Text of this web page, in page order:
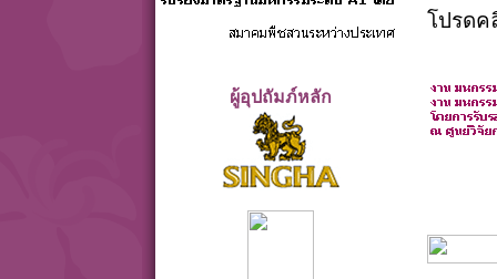
ผู้อุปถัมภ์หลัก
โปรดค